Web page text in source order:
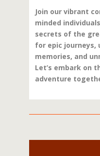
Join our vibrant
minded
secrets of the
for epic
memories, and
Let’s embark on
adventure